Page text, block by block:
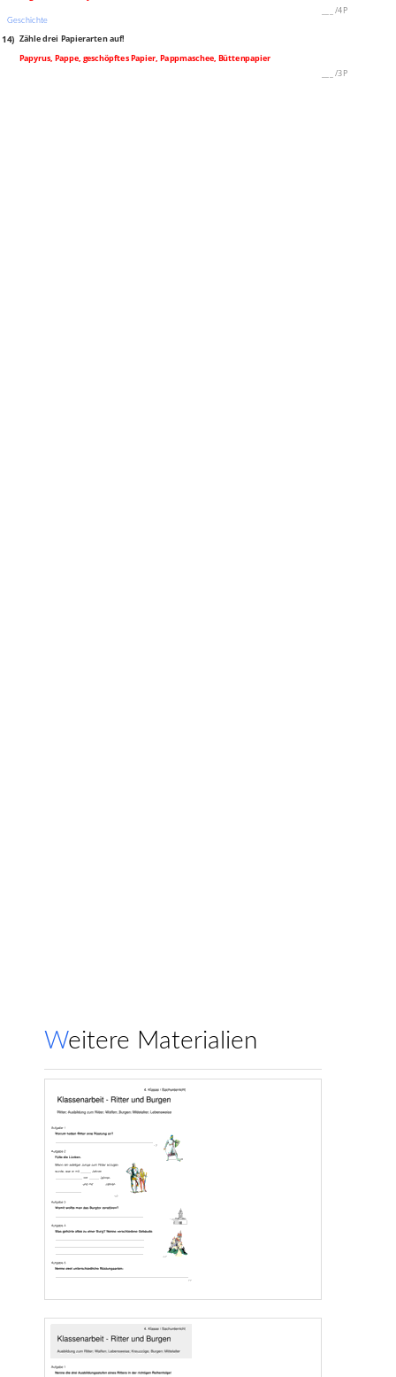
/4P
Geschichte
14) Zähle drei Papierarten auf!
Papyrus, Pappe, geschöpftes Papier, Pappmaschee, Büttenpapier
/3P
Weitere Materialien